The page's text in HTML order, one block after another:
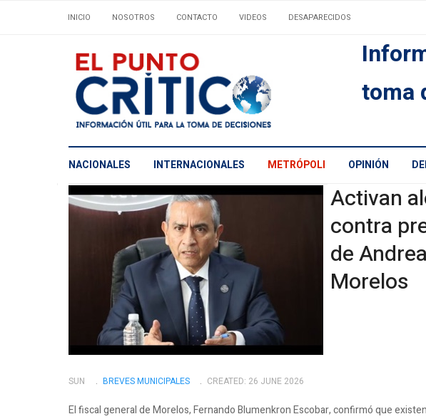
INICIO NOSOTROS CONTACTO VIDEOS DESAPARECIDOS
toma
NACIONALES INTERNACIONALES METRÓPOLI OPINIÓN
Activan
contra
de
Morelos
SUN BREVES MUNICIPALES CREATED: 26 JUNE 2026
El fiscal general de Morelos, Fernando Blumenkron Escobar, confirmó que